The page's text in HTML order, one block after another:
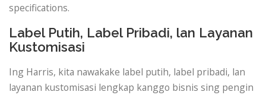
specifications.
Label Putih, Label Pribadi, lan Layanan
Kustomisasi
Ing Harris, kita nawakake label putih, label pribadi, lan
layanan kustomisasi lengkap kanggo bisnis sing pengin